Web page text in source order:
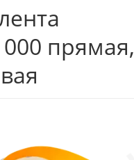
прямая,